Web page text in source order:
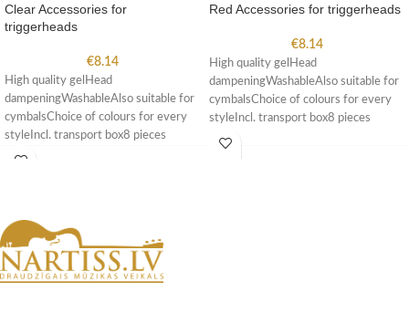
Clear Accessories for
triggerheads
€8.14
High quality gelHead
dampeningWashableAlso suitable for
cymbalsChoice of colours for every
styleIncl. transport box8 pieces
Red Accessories for triggerheads
€8.14
High quality gelHead
dampeningWashableAlso suitable for
cymbalsChoice of colours for every
styleIncl. transport box8 pieces